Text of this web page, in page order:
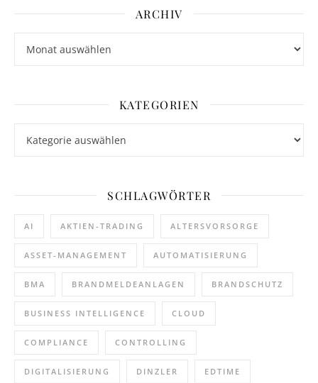
ARCHIV
KATEGORIEN
SCHLAGWÖRTER
AI AKTIEN-TRADING ALTERSVORSORGE
ASSET-MANAGEMENT AUTOMATISIERUNG
BMA BRANDMELDEANLAGEN BRANDSCHUTZ
BUSINESS INTELLIGENCE CLOUD
COMPLIANCE CONTROLLING
DIGITALISIERUNG DINZLER EDTIME